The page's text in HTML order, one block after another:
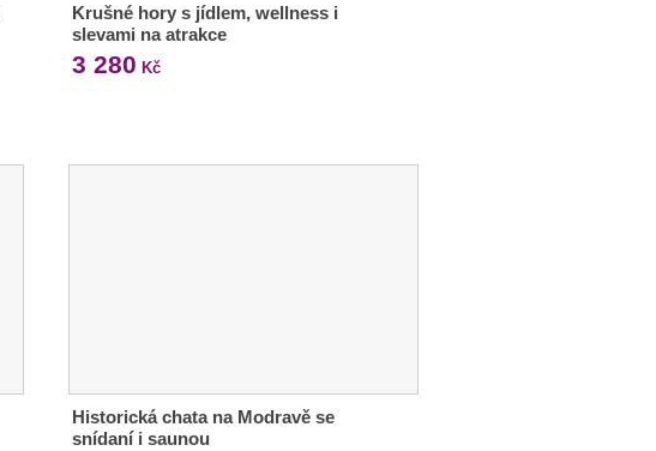
Krušné hory s jídlem, wellness i
slevami na atrakce
3 280 Kč
Historická chata na Modravě se
snídaní i saunou